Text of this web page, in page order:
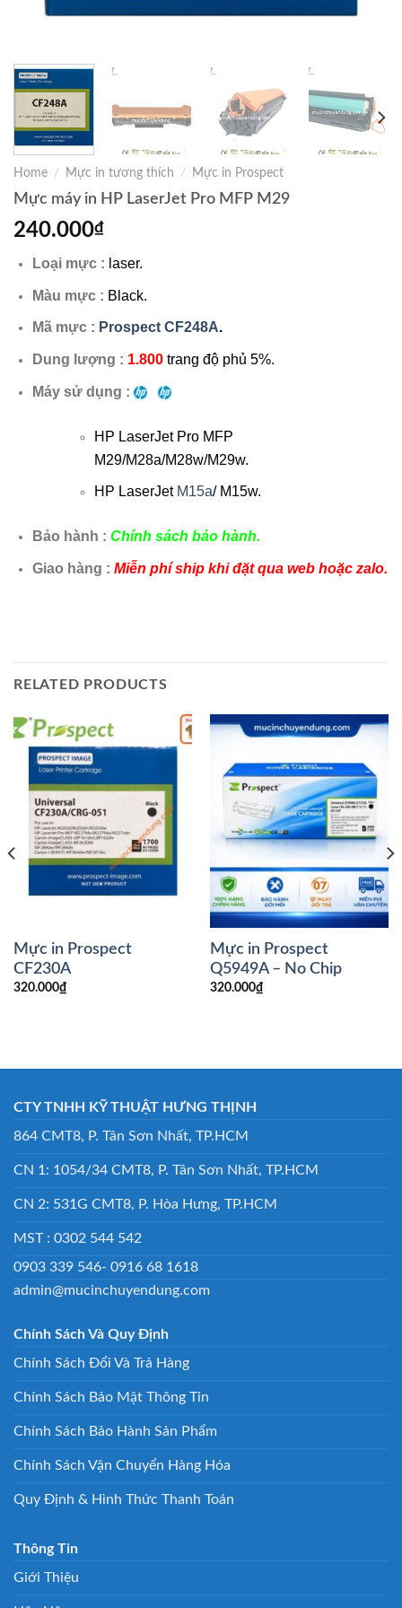
Home / Mực in tương thích / Mực in Prospect
Mực máy in HP LaserJet Pro MFP M29
240.000₫
Loại mực : laser.
Màu mực : Black.
Mã mực : Prospect CF248A.
Dung lượng : 1.800 trang độ phủ 5%.
Máy sử dụng :
HP LaserJet Pro MFP
M29/M28a/M28w/M29w.
HP LaserJet M15a/ M15w.
Bảo hành : Chính sách bảo hành.
Giao hàng : Miễn phí ship khi đặt qua web hoặc zalo.
RELATED PRODUCTS
Mực in Prospect
CF230A
320.000₫
Mực in Prospect
Q5949A – No Chip
320.000₫
CTY TNHH KỸ THUẬT HƯNG THỊNH
864 CMT8, P. Tân Sơn Nhất, TP.HCM
CN 1: 1054/34 CMT8, P. Tân Sơn Nhất, TP.HCM
CN 2: 531G CMT8, P. Hòa Hưng, TP.HCM
MST : 0302 544 542
0903 339 546- 0916 68 1618
admin@mucinchuyendung.com
Chính Sách Và Quy Định
Chính Sách Đổi Và Trả Hàng
Chính Sách Bảo Mật Thông Tin
Chính Sách Bảo Hành Sản Phẩm
Chính Sách Vận Chuyển Hàng Hóa
Quy Định & Hình Thức Thanh Toán
Thông Tin
Giới Thiệu